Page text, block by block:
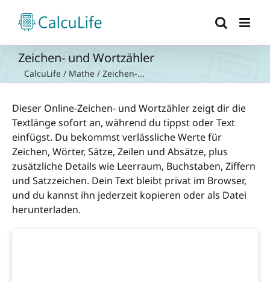
Inhalt
springen
Zeichen- und Wortzähler
CalcuLife / Mathe / Zeichen-...
Dieser Online-Zeichen- und Wortzähler zeigt dir die
Textlänge sofort an, während du tippst oder Text
einfügst. Du bekommst verlässliche Werte für
Zeichen, Wörter, Sätze, Zeilen und Absätze, plus
zusätzliche Details wie Leerraum, Buchstaben, Ziffern
und Satzzeichen. Dein Text bleibt privat im Browser,
und du kannst ihn jederzeit kopieren oder als Datei
herunterladen.